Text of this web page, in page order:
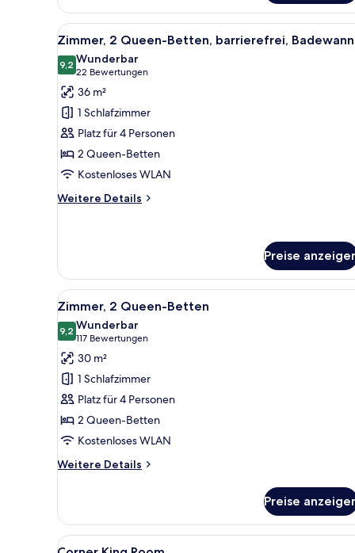
Zimmer,
Terrasse
Alle
Fotos
für
Zimmer,
2 Queen-
Betten,
barrierefrei,
Badewanne
anzeigen
Ein Hotelzimmer mit zwei
5
Zimmer, 2 Queen-Betten, barrierefrei,
9,29,2 von 10
Wunderbar
22 Bewertungen
(22
Bewertungen)
36 m²
1 Schlafzimmer
Platz für 4 Personen
2 Queen-Betten
Kostenloses WLAN
Weitere Details
Weitere
Betten,
barrierefrei,
Badewanne
Preise
Alle
Fotos
für
Zimmer,
2 Queen-
Betten
anzeigen
Ein Hotelzimmer mit zwei
5
Zimmer, 2 Queen-Betten
9,29,2 von 10
Wunderbar
117 Bewertungen
(117
Bewertungen)
30 m²
1 Schlafzimmer
Platz für 4 Personen
2 Queen-Betten
Kostenloses WLAN
Weitere Details
Weitere
2 Queen-
Betten
Preise
Alle
Hochwertige Bettwaren,
5